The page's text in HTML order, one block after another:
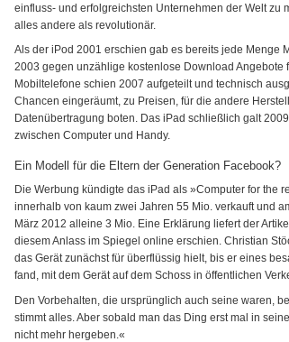
einfluss- und erfolgreichsten Unternehmen der Welt zu
alles andere als revolutionär.
Als der iPod 2001 erschien gab es bereits jede Menge
2003 gegen unzählige kostenlose Download Angebote
Mobiltelefone schien 2007 aufgeteilt und technisch
Chancen eingeräumt, zu Preisen, für die andere
Datenübertragung boten. Das iPad schließlich galt
zwischen Computer und Handy.
Ein Modell für die Eltern der Generation Facebook?
Die Werbung kündigte das iPad als »Computer for the
innerhalb von kaum zwei Jahren 55 Mio. verkauft und
März 2012 alleine 3 Mio. Eine Erklärung liefert der
diesem Anlass im Spiegel online erschien. Christian
das Gerät zunächst für überflüssig hielt, bis er eines
fand, mit dem Gerät auf dem Schoss in öffentlichen
Den Vorbehalten, die ursprünglich auch seine waren,
stimmt alles. Aber sobald man das Ding erst mal in
nicht mehr hergeben.«